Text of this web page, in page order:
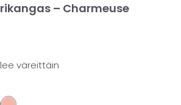
– Charmeuse
väreittäin